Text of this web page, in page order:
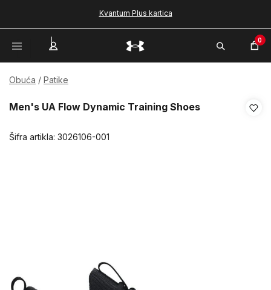
Kvantum Plus kartica
0
Obuća Patike
Men's UA Flow Dynamic Training Shoes
Šifra artikla: 3026106-001